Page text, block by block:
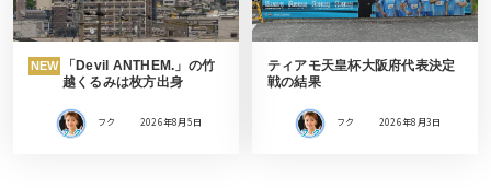
NEW
「Devil ANTHEM.」の竹
越くるみは枚方出身
フク 2026年8月5日
ティアモ天皇杯大阪府代表決定
戦の結果
フク 2026年8月3日